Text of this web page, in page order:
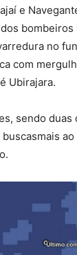
e
bombeiros
no
com
Ubirajara.
sendo duas